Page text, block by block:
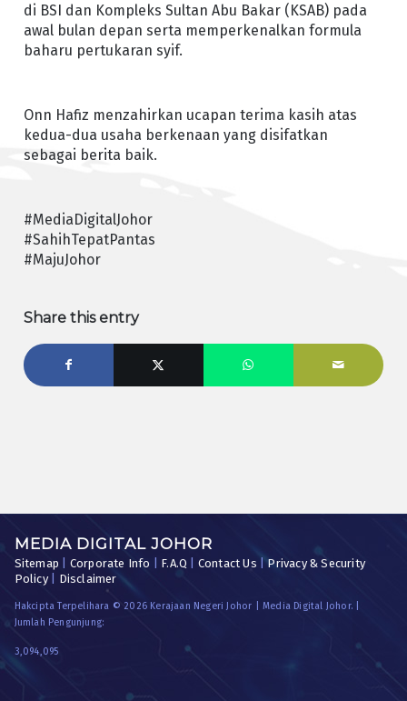
di BSI dan Kompleks Sultan Abu Bakar (KSAB) pada
awal bulan depan serta memperkenalkan formula
baharu pertukaran syif.
Onn Hafiz menzahirkan ucapan terima kasih atas
kedua-dua usaha berkenaan yang disifatkan
sebagai berita baik.
#MediaDigitalJohor
#SahihTepatPantas
#MajuJohor
Share this entry
MEDIA DIGITAL JOHOR
Sitemap Corporate Info F.A.Q Contact Us |Privacy & Security
Policy| Disclaimer
Hakcipta Terpelihara © 2026 Kerajaan Negeri Johor | Media Digital Johor. |
Jumlah Pengunjung:
3,094,095